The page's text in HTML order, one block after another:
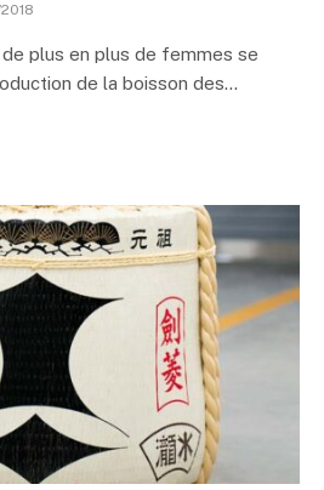
de plus en plus de femmes se
de la boisson des…